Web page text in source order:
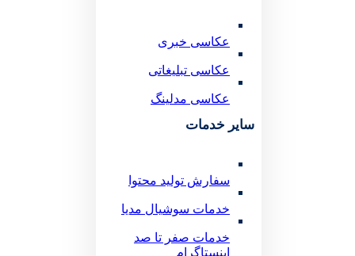
عکاسی خبری
عکاسی تبلیغاتی
عکاسی مدلینگ
سایر خدمات
سفارش تولید محتوا
خدمات سوشیال مدیا
خدمات صفر تا صد
اینستاگرام